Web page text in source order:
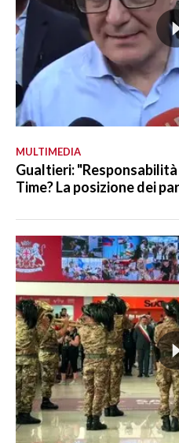
MULTIMEDIA
Gualtieri: "Responsabilità
Time? La posizione dei